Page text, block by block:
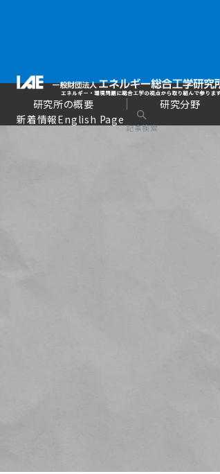
新着情報English Page
記事検索
研究所の概要 研究分野